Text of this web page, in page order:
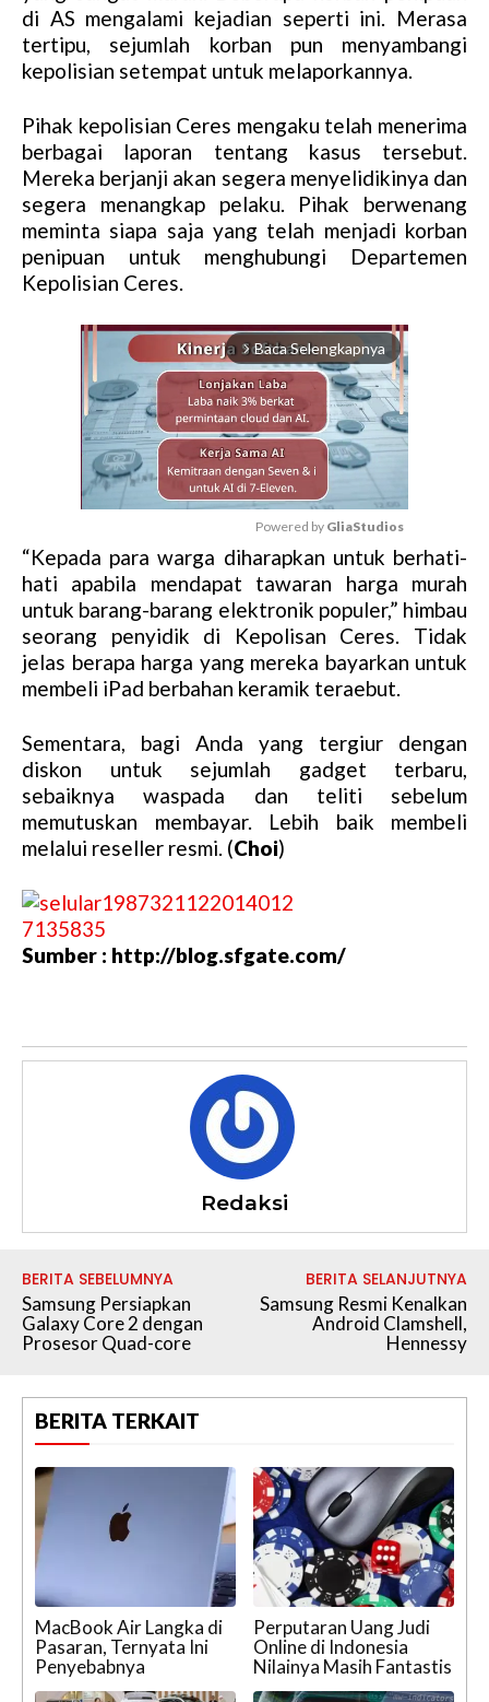
di AS mengalami kejadian seperti ini. Merasa
tertipu, sejumlah korban pun menyambangi
kepolisian setempat untuk melaporkannya.
Pihak kepolisian Ceres mengaku telah menerima
berbagai laporan tentang kasus tersebut.
Mereka berjanji akan segera menyelidikinya dan
segera menangkap pelaku. Pihak berwenang
meminta siapa saja yang telah menjadi korban
penipuan untuk menghubungi Departemen
Kepolisian Ceres.
arrow_forward_ios Baca Selengkapnya
M
t
Powered by GliaStudios
“Kepada para warga diharapkan untuk berhati-
hati apabila mendapat tawaran harga murah
untuk barang-barang elektronik populer,” himbau
seorang penyidik di Kepolisan Ceres. Tidak
jelas berapa harga yang mereka bayarkan untuk
membeli iPad berbahan keramik teraebut.
Sementara, bagi Anda yang tergiur dengan
diskon untuk sejumlah gadget terbaru,
sebaiknya waspada dan teliti sebelum
memutuskan membayar. Lebih baik membeli
melalui reseller resmi. (Choi)
Sumber : http://blog.sfgate.com/
Redaksi
BERITA SEBELUMNYA
Samsung Persiapkan
Galaxy Core 2 dengan
Prosesor Quad-core
BERITA SELANJUTNYA
Samsung Resmi Kenalkan
Android Clamshell,
Hennessy
BERITA TERKAIT
MacBook Air Langka di
Pasaran, Ternyata Ini
Penyebabnya
Perputaran Uang Judi
Online di Indonesia
Nilainya Masih Fantastis